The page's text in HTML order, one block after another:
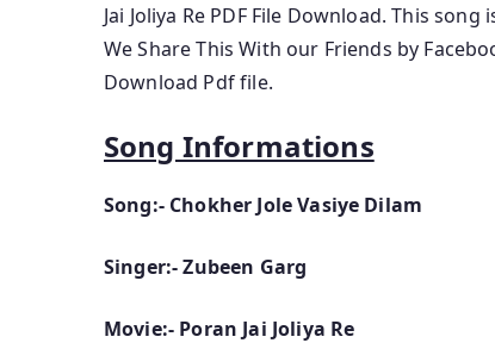
Jai Joliya Re PDF File Download. This song
We Share This With our Friends by
Download Pdf file.
Song Informations
Song:- Chokher Jole Vasiye Dilam
Singer:- Zubeen Garg
Movie:- Poran Jai Joliya Re